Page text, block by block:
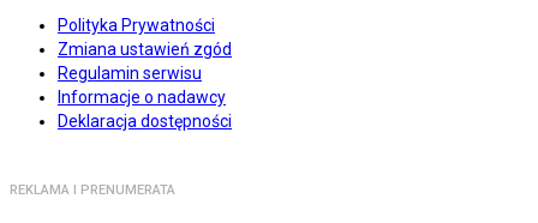
Polityka Prywatności
Zmiana ustawień zgód
Regulamin serwisu
Informacje o nadawcy
Deklaracja dostępności
REKLAMA I PRENUMERATA